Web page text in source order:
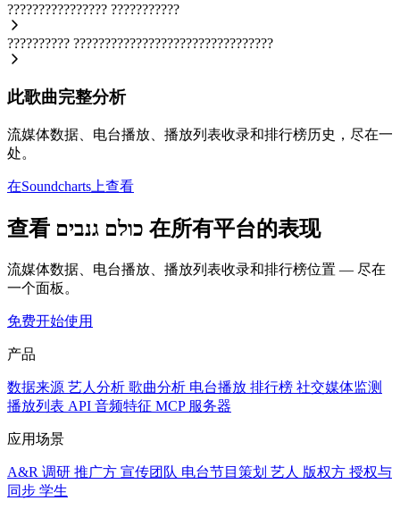
???????????????? ???????????
?????????? ????????????????????????????????
此歌曲完整分析
流媒体数据、电台播放、播放列表收录和排行榜历史，尽在一
处。
在Soundcharts上查看
查看 כולם גנבים 在所有平台的表现
流媒体数据、电台播放、播放列表收录和排行榜位置 — 尽在
一个面板。
免费开始使用
产品
数据来源 艺人分析 歌曲分析 电台播放 排行榜 社交媒体监测
播放列表 API 音频特征 MCP 服务器
应用场景
A&R 调研 推广方 宣传团队 电台节目策划 艺人 版权方 授权与
同步 学生